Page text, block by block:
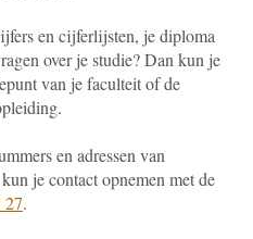
en cijferlijsten, je diploma
over je studie? Dan kun je
van je faculteit of de
en adressen van
je contact opnemen met de
27.